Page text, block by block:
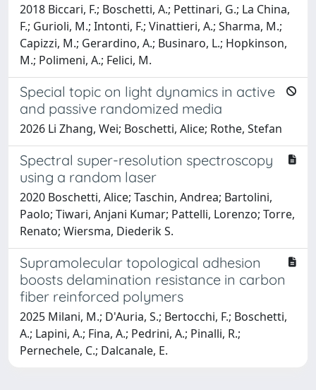
2018 Biccari, F.; Boschetti, A.; Pettinari, G.; La China,
F.; Gurioli, M.; Intonti, F.; Vinattieri, A.; Sharma, M.;
Capizzi, M.; Gerardino, A.; Businaro, L.; Hopkinson,
M.; Polimeni, A.; Felici, M.
Special topic on light dynamics in active
and passive randomized media
2026 Li Zhang, Wei; Boschetti, Alice; Rothe, Stefan
Spectral super-resolution spectroscopy
using a random laser
2020 Boschetti, Alice; Taschin, Andrea; Bartolini,
Paolo; Tiwari, Anjani Kumar; Pattelli, Lorenzo; Torre,
Renato; Wiersma, Diederik S.
Supramolecular topological adhesion
boosts delamination resistance in carbon
fiber reinforced polymers
2025 Milani, M.; D'Auria, S.; Bertocchi, F.; Boschetti,
A.; Lapini, A.; Fina, A.; Pedrini, A.; Pinalli, R.;
Pernechele, C.; Dalcanale, E.